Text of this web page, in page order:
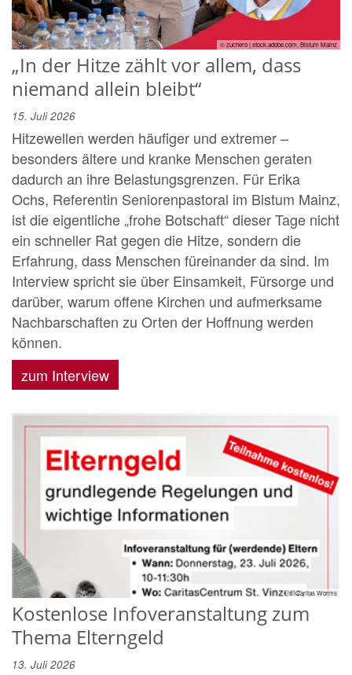
© zuchero | stock.adobe.com, Bistum Mainz
„In der Hitze zählt vor allem, dass
niemand allein bleibt“
15. Juli 2026
Hitzewellen werden häufiger und extremer –
besonders ältere und kranke Menschen geraten
dadurch an ihre Belastungsgrenzen. Für Erika
Ochs, Referentin Seniorenpastoral im Bistum Mainz,
ist die eigentliche „frohe Botschaft“ dieser Tage nicht
ein schneller Rat gegen die Hitze, sondern die
Erfahrung, dass Menschen füreinander da sind. Im
Interview spricht sie über Einsamkeit, Fürsorge und
darüber, warum offene Kirchen und aufmerksame
Nachbarschaften zu Orten der Hoffnung werden
können.
zum Interview
© Caritas Worms
Kostenlose Infoveranstaltung zum
Thema Elterngeld
13. Juli 2026